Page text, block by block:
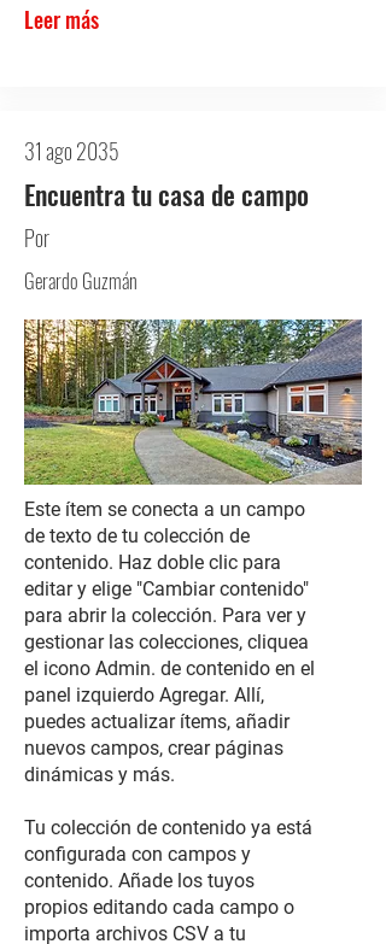
Leer más
31 ago 2035
Encuentra tu casa de campo
Por
Gerardo Guzmán
Este ítem se conecta a un campo
de texto de tu colección de
contenido. Haz doble clic para
editar y elige "Cambiar contenido"
para abrir la colección. Para ver y
gestionar las colecciones, cliquea
el icono Admin. de contenido en el
panel izquierdo Agregar. Allí,
puedes actualizar ítems, añadir
nuevos campos, crear páginas
dinámicas y más.
Tu colección de contenido ya está
configurada con campos y
contenido. Añade los tuyos
propios editando cada campo o
importa archivos CSV a tu